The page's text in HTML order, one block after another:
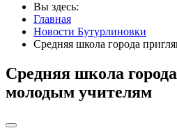
Вы здесь:
Главная
Новости Бутурлиновки
Средняя школа города
Средняя школа
молодым учителям